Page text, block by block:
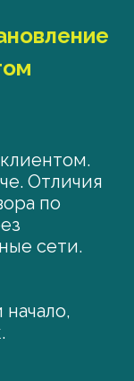
Отличия
по
сети.